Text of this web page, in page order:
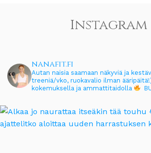
Instagram
nanafit.fi
Autan naisia saamaan näkyviä ja
treeniä/vko, ruokavalio ilman
kokemuksella ja ammattitaidolla